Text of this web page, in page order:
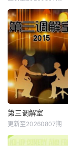
第三调解室
更新至20260807期